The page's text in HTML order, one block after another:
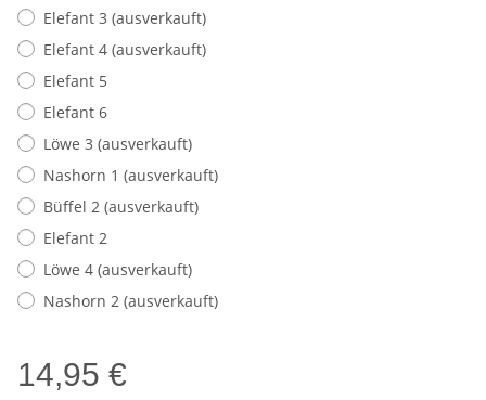
Elefant 3 (ausverkauft)
Elefant 4 (ausverkauft)
Elefant 5
Elefant 6
Löwe 3 (ausverkauft)
Nashorn 1 (ausverkauft)
Büffel 2 (ausverkauft)
Elefant 2
Löwe 4 (ausverkauft)
Nashorn 2 (ausverkauft)
14,95 €